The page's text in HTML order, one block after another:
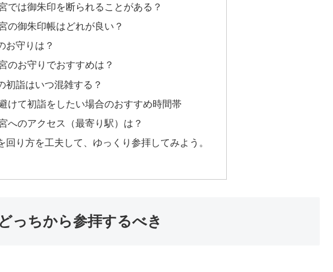
では御朱印を断られることがある？
の御朱印帳はどれが良い？
お守りは？
のお守りでおすすめは？
初詣はいつ混雑する？
けて初詣をしたい場合のおすすめ時間帯
へのアクセス（最寄り駅）は？
回り方を工夫して、ゆっくり参拝してみよう。
っちから参拝するべき